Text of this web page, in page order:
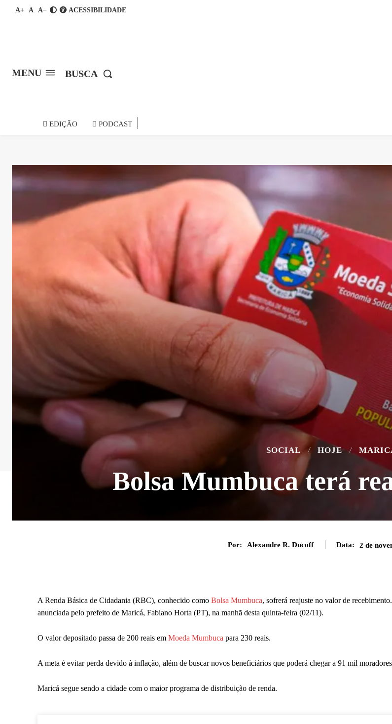
A+ A A− ACESSIBILIDADE
MENU BUSCA
EDIÇÃO PODCAST
SOCIAL HOJE
Bolsa Mumbuca terá
Por: Alexandre R. Ducoff Data: 2 de
A Renda Básica de Cidadania (RBC), conhecido como Bolsa Mumbuca, sofrerá reajuste no valor de
anunciada pelo prefeito de Maricá, Fabiano Horta (PT), na manhã desta quinta-feira (02/11).
O valor depositado passa de 200 reais em Moeda Mumbuca para 230 reais.
A meta é evitar perda devido à inflação, além de buscar novos beneficiários que poderá chegar a 91 mil
Maricá segue sendo a cidade com o maior programa de distribuição de renda.